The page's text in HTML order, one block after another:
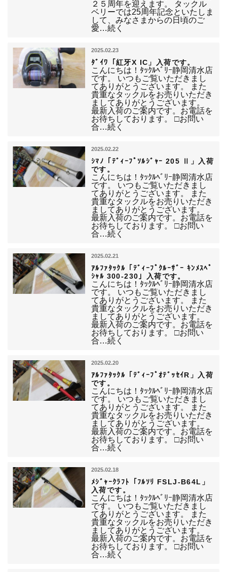
２５周年を迎えます。 タックル
ベリーでは25周年記念といたしま
して、みなさまからの日頃のご
愛…続く
2025.02.23
ﾀﾞｲﾜ「紅牙X IC」入荷です。
こんにちは！ﾀｯｸﾙﾍﾞﾘｰ静岡清水店
です。 いつもご覧いただきまし
てありがとうございます。 また
貴重なタックルをお売りいただき
ましてありがとうございます。
最新入荷のご案内です。お電話を
お待ちしております。 □お問い
合…続く
2025.02.22
ｼﾏﾉ「ﾃﾞｨｰﾌﾟｿﾙｼﾞｬｰ 205 Ⅱ」入荷
です。
こんにちは！ﾀｯｸﾙﾍﾞﾘｰ静岡清水店
です。 いつもご覧いただきまし
てありがとうございます。 また
貴重なタックルをお売りいただき
ましてありがとうございます。
最新入荷のご案内です。お電話を
お待ちしております。 □お問い
合…続く
2025.02.21
ｱﾙﾌｧﾀｯｸﾙ「ﾃﾞｨｰﾌﾟｸﾙｰｻﾞｰ ｷﾝﾒｽﾍﾟ
ｼｬﾙ 300-230」入荷です。
こんにちは！ﾀｯｸﾙﾍﾞﾘｰ静岡清水店
です。 いつもご覧いただきまし
てありがとうございます。 また
貴重なタックルをお売りいただき
ましてありがとうございます。
最新入荷のご案内です。お電話を
お待ちしております。 □お問い
合…続く
2025.02.20
ｱﾙﾌｧﾀｯｸﾙ「ﾃﾞｨｰﾌﾟｵﾃﾞｯｾｲR」入荷
です。
こんにちは！ﾀｯｸﾙﾍﾞﾘｰ静岡清水店
です。 いつもご覧いただきまし
てありがとうございます。 また
貴重なタックルをお売りいただき
ましてありがとうございます。
最新入荷のご案内です。お電話を
お待ちしております。 □お問い
合…続く
2025.02.18
ﾒｼﾞｬｰｸﾗﾌﾄ「ﾌﾙｿﾘ FSLJ-B64L」
入荷です。
こんにちは！ﾀｯｸﾙﾍﾞﾘｰ静岡清水店
です。 いつもご覧いただきまし
てありがとうございます。 また
貴重なタックルをお売りいただき
ましてありがとうございます。
最新入荷のご案内です。お電話を
お待ちしております。 □お問い
合…続く